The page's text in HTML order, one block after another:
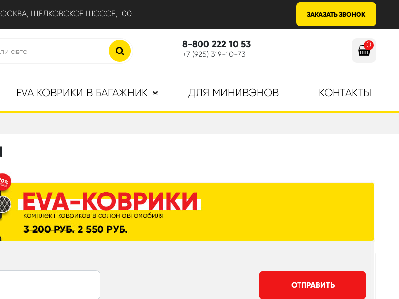
ЩЕЛКОВСКОЕ ШОССЕ, 100 ЗАКАЗАТЬ ЗВОНОК
8-800 222 10 53
+7 (925) 319-10-73
0
EVA КОВРИКИ В БАГАЖНИК ДЛЯ МИНИВЭНОВ КОНТАКТЫ
ОТПРАВИТЬ